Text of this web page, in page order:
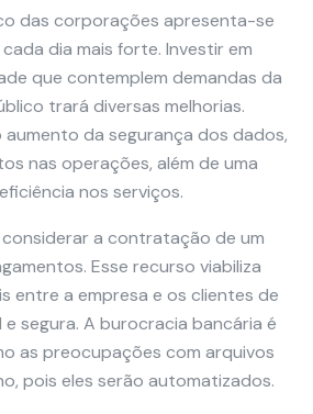
das corporações apresenta-se
dia mais forte. Investir em
que contemplem demandas da
trará diversas melhorias.
aumento da segurança dos dados,
nas operações, além de uma
nos serviços.
a contratação de um
Esse recurso viabiliza
entre a empresa e os clientes de
segura. A burocracia bancária é
as preocupações com arquivos
pois eles serão automatizados.